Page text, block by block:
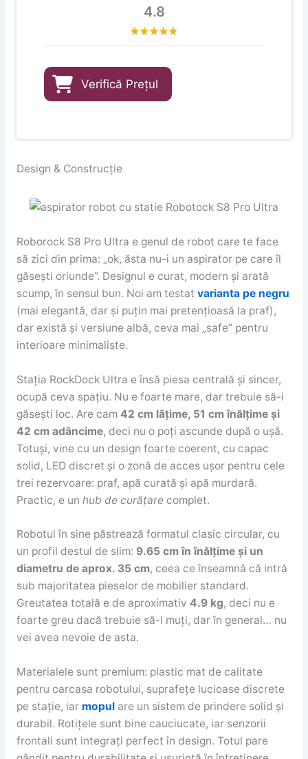
4.8
Verifică Prețul
Design & Construcție
Roborock S8 Pro Ultra e genul de robot care te face
să zici din prima: „ok, ăsta nu-i un aspirator pe care îl
găsești oriunde”. Designul e curat, modern și arată
scump, în sensul bun. Noi am testat varianta pe negru
(mai elegantă, dar și puțin mai pretențioasă la praf),
dar există și versiune albă, ceva mai „safe” pentru
interioare minimaliste.
Stația RockDock Ultra e însă piesa centrală și sincer,
ocupă ceva spațiu. Nu e foarte mare, dar trebuie să-i
găsești loc. Are cam 42 cm lățime, 51 cm înălțime și
42 cm adâncime, deci nu o poți ascunde după o ușă.
Totuși, vine cu un design foarte coerent, cu capac
solid, LED discret și o zonă de acces ușor pentru cele
trei rezervoare: praf, apă curată și apă murdară.
Practic, e un hub de curățarecomplet.
Robotul în sine păstrează formatul clasic circular, cu
un profil destul de slim: 9.65 cm în înălțime și un
diametru de aprox. 35 cm, ceea ce înseamnă că intră
sub majoritatea pieselor de mobilier standard.
Greutatea totală e de aproximativ 4.9 kg, deci nu e
foarte greu dacă trebuie să-l muți, dar în general… nu
vei avea nevoie de asta.
Materialele sunt premium: plastic mat de calitate
pentru carcasa robotului, suprafețe lucioase discrete
pe stație, iar mopulare un sistem de prindere solid și
durabil. Rotițele sunt bine cauciucate, iar senzorii
frontali sunt integrați perfect în design. Totul pare